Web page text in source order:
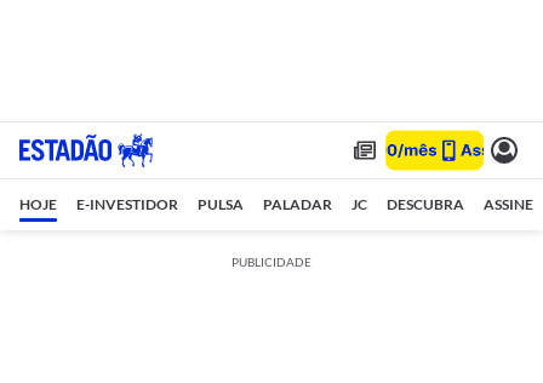
HOJE E-INVESTIDOR PULSA PALADAR JC DESCUBRA ASSINE
PUBLICIDADE